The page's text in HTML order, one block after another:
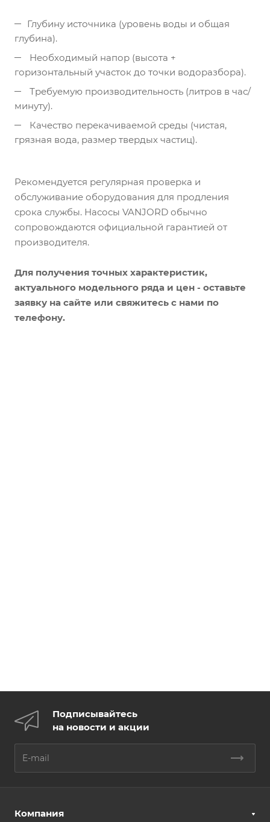
Глубину источника (уровень воды и общая
глубина).
Необходимый напор (высота +
горизонтальный участок до точки водоразбора).
Требуемую производительность (литров в час/
минуту).
Качество перекачиваемой среды (чистая,
грязная вода, размер твердых частиц).
Рекомендуется регулярная проверка и
обслуживание оборудования для продления
срока службы. Насосы VANJORD обычно
сопровождаются официальной гарантией от
производителя.
Для получения точных характеристик,
актуального модельного ряда и цен - оставьте
заявку на сайте или свяжитесь с нами по
телефону.
Подписывайтесь
на новости и акции
Компания